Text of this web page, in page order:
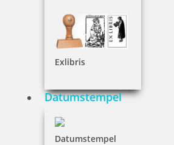
Exlibris
Datumstempel
Datumstempel
Braille Türschild